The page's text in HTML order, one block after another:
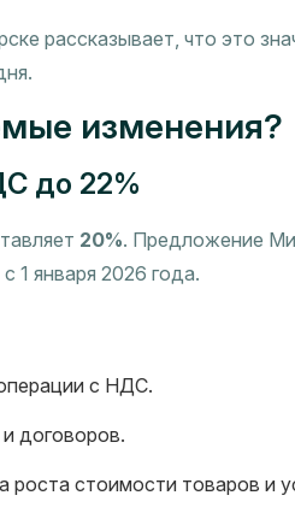
рассказывает, что это
изменения?
до 22%
20%. Предложение
с 1 января 2026 года.
с НДС.
договоров.
стоимости товаров и